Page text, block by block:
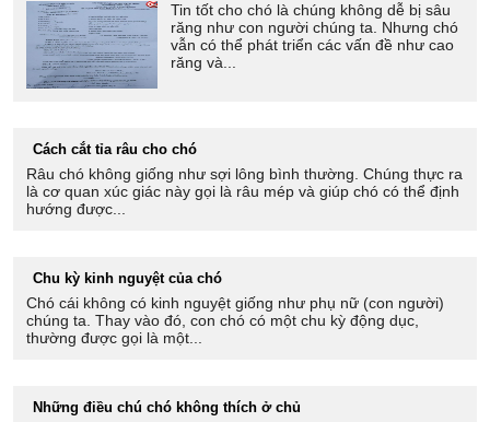
Tin tốt cho chó là chúng không dễ bị sâu
răng như con người chúng ta. Nhưng chó
vẫn có thể phát triển các vấn đề như cao
răng và...
Cách cắt tỉa râu cho chó
Râu chó không giống như sợi lông bình thường. Chúng thực ra
là cơ quan xúc giác này gọi là râu mép và giúp chó có thể định
hướng được...
Chu kỳ kinh nguyệt của chó
Chó cái không có kinh nguyệt giống như phụ nữ (con người)
chúng ta. Thay vào đó, con chó có một chu kỳ động dục,
thường được gọi là một...
Những điều chú chó không thích ở chủ